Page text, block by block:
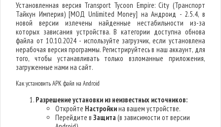
Установленная версия Transport Tycoon Empire: City (Транспорт
Тайкун Империя) [МОД Unlimited Money] на Андроид - 2.5.4, в
новой версии излечены найденные нестабильности из-за
которых зависания устройства. В категории доступна обнова
файла от 10.10.2024 - используйте загрузчик, если установлена
нерабочая версия программы. Регистрируйтесь в наш аккаунт, для
того, чтобы устанавливать только взломанные приложения,
загруженные нами на сайт.
Как установить APK файл на Android
Разрешение установки из неизвестных источников:
Откройте Настройкина вашем устройстве.
Перейдите вЗащита(в зависимости от версии